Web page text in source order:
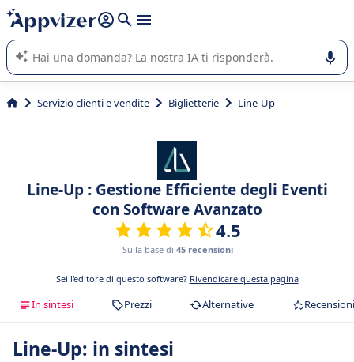
righe con
shift + enter
L'IA di Appvizer vi guida nell'utilizzo o nella scelta di un
software SaaS per la vostra azienda.
Servizio clienti e vendite Biglietterie Line-Up
Line-Up : Gestione Efficiente degli Eventi
con Software Avanzato
4.5
Sulla base di 45 recensioni
Sei l'editore di questo software? Rivendicare questa pagina
In sintesi Prezzi Alternative Recensioni
Line-Up: in sintesi